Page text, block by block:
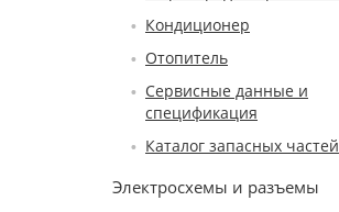
Кондиционер
Отопитель
Сервисные данные и
спецификация
Каталог запасных частей
Электросхемы и разъемы